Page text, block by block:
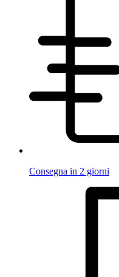
Consegna in 2 giorni